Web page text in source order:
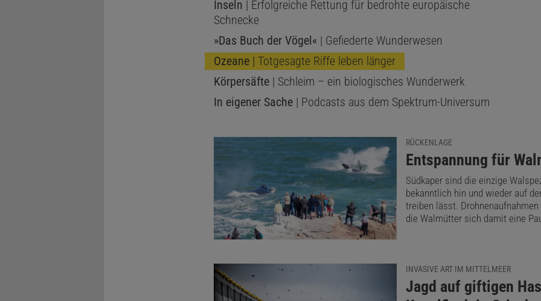
Inseln | Erfolgreiche Rettung für bedrohte europäische
Schnecke
»Das Buch der Vögel« | Gefiederte Wunderwesen
Ozeane| Totgesagte Riffe leben länger
Körpersäfte| Schleim – ein biologisches Wunderwerk
In eigener Sache| Podcasts aus dem Spektrum-Universum
RÜCKENLAGE
:
Entspannung für
Südkaper sind die einzige
bekanntlich hin und wieder auf
treiben lässt. Drohnenaufnahmen
die Walmütter sich damit eine
INVASIVE ART IM MITTELMEER
:
Jagd auf giftigen